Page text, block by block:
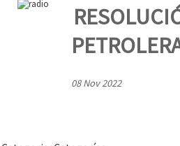
Dia 5, sessão 1, do
Dia 4 – Encontro
08 Nov 2022